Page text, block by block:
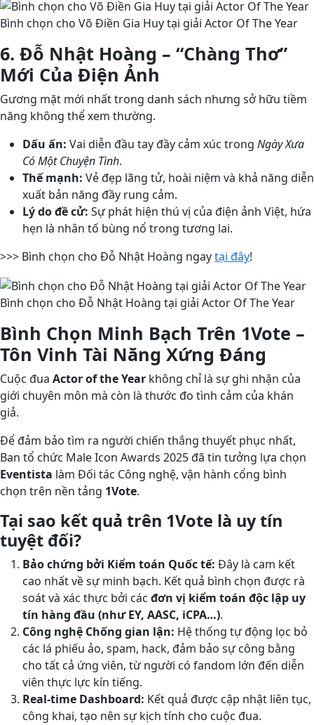
Bình chọn cho Võ Điền Gia Huy tại giải Actor Of The Year
6. Đỗ Nhật Hoàng – “Chàng Thơ”
Mới Của Điện Ảnh
Gương mặt mới nhất trong danh sách nhưng sở hữu tiềm
năng không thể xem thường.
Dấu ấn: Vai diễn đầu tay đầy cảm xúc trong Ngày Xưa
Có Một Chuyện Tình.
Thế mạnh: Vẻ đẹp lãng tử, hoài niệm và khả năng diễn
xuất bản năng đầy rung cảm.
Lý do đề cử: Sự phát hiện thú vị của điện ảnh Việt, hứa
hẹn là nhân tố bùng nổ trong tương lai.
>>> Bình chọn cho Đỗ Nhật Hoàng ngaytại đây!
Bình chọn cho Đỗ Nhật Hoàng tại giải Actor Of The Year
Bình Chọn Minh Bạch Trên 1Vote –
Tôn Vinh Tài Năng Xứng Đáng
Cuộc đua Actor of the Year không chỉ là sự ghi nhận của
giới chuyên môn mà còn là thước đo tình cảm của khán
giả.
Để đảm bảo tìm ra người chiến thắng thuyết phục nhất,
Ban tổ chức Male Icon Awards 2025 đã tin tưởng lựa chọn
Eventista làm Đối tác Công nghệ, vận hành cổng bình
chọn trên nền tảng 1Vote.
Tại sao kết quả trên 1Vote là uy tín
tuyệt đối?
Bảo chứng bởi Kiểm toán Quốc tế: Đây là cam kết
cao nhất về sự minh bạch. Kết quả bình chọn được rà
soát và xác thực bởi các đơn vị kiểm toán độc lập uy
tín hàng đầu (như EY, AASC, iCPA…).
Công nghệ Chống gian lận: Hệ thống tự động lọc bỏ
các lá phiếu ảo, spam, hack, đảm bảo sự công bằng
cho tất cả ứng viên, từ người có fandom lớn đến diễn
viên thực lực kín tiếng.
Real-time Dashboard: Kết quả được cập nhật liên tục,
công khai, tạo nên sự kịch tính cho cuộc đua.